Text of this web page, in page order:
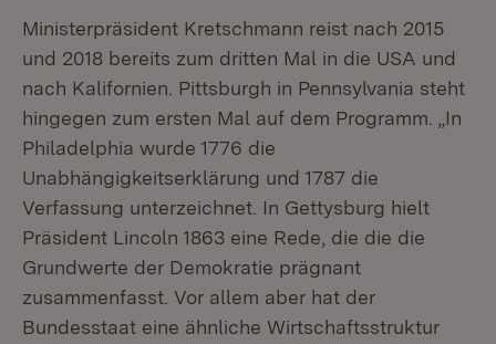
Ministerpräsident Kretschmann reist nach 2015
und 2018 bereits zum dritten Mal in die USA und
nach Kalifornien. Pittsburgh in Pennsylvania steht
hingegen zum ersten Mal auf dem Programm. „In
Philadelphia wurde 1776 die
Unabhängigkeitserklärung und 1787 die
Verfassung unterzeichnet. In Gettysburg hielt
Präsident Lincoln 1863 eine Rede, die die die
Grundwerte der Demokratie prägnant
zusammenfasst. Vor allem aber hat der
Bundesstaat eine ähnliche Wirtschaftsstruktur